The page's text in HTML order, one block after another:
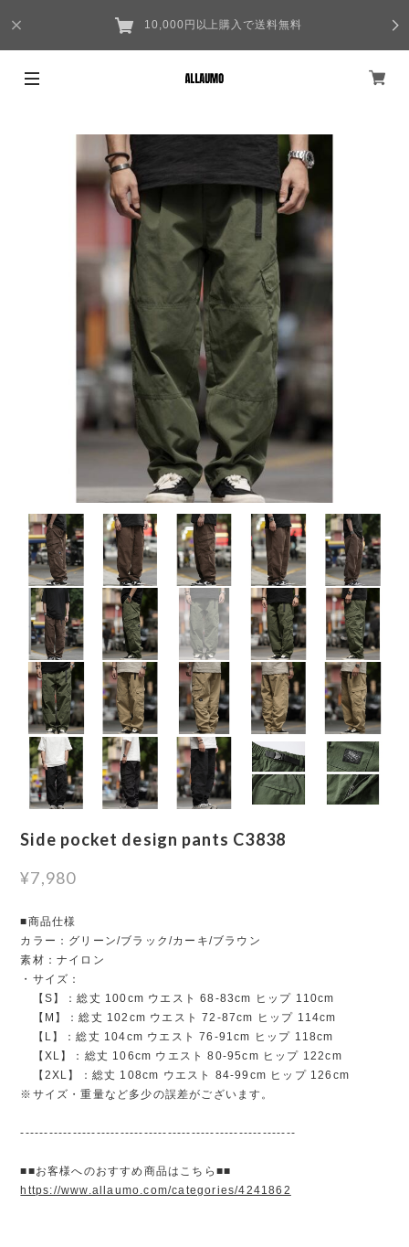
10,000円以上購入で送料無料
Side pocket design pants C3838
¥7,980
■商品仕様
カラー：グリーン/ブラック/カーキ/ブラウン
素材：ナイロン
・サイズ：
【S】：総丈 100cm ウエスト 68-83cm ヒップ 110cm
【M】：総丈 102cm ウエスト 72-87cm ヒップ 114cm
【L】：総丈 104cm ウエスト 76-91cm ヒップ 118cm
【XL】：総丈 106cm ウエスト 80-95cm ヒップ 122cm
【2XL】：総丈 108cm ウエスト 84-99cm ヒップ 126cm
※サイズ・重量など多少の誤差がございます。
----------------------------------------------------------
■■お客様へのおすすめ商品はこちら■■
https://www.allaumo.com/categories/4241862